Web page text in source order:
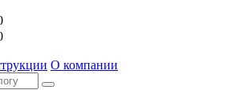
О компании